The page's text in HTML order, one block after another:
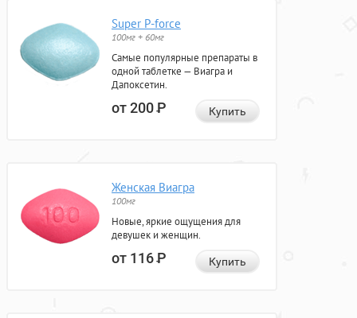
Super P-force
100мг + 60мг
Самые популярные препараты в
одной таблетке — Виагра и
Дапоксетин.
от 200Р Купить
Женская Виагра
100мг
Новые, яркие ощущения для
девушек и женщин.
от 116Р Купить